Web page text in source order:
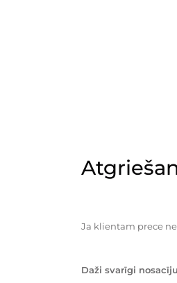
Ja klientam prece
Daži svarīgi